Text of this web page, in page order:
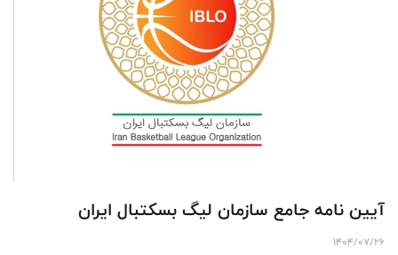
آیین نامه جامع سازمان لیگ بسکتبال ایران
1404/07/26